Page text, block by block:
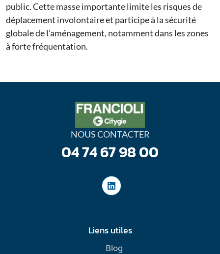
public. Cette masse importante limite les risques de
déplacement involontaire et participe à la sécurité
globale de l’aménagement, notamment dans les zones
à forte fréquentation.
NOUS CONTACTER
04 74 67 98 00
Liens utiles
Blog